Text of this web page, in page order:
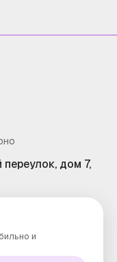
дом 7,
©
сайта без
и